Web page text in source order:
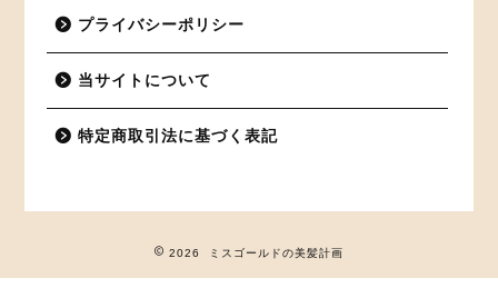
プライバシーポリシー
当サイトについて
特定商取引法に基づく表記
2026 ミスゴールドの美髪計画